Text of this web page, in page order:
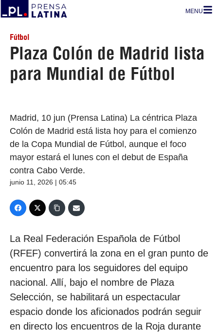
MENU
Fútbol
Plaza Colón de Madrid lista
para Mundial de Fútbol
Madrid, 10 jun (Prensa Latina) La céntrica Plaza
Colón de Madrid está lista hoy para el comienzo
de la Copa Mundial de Fútbol, aunque el foco
mayor estará el lunes con el debut de España
contra Cabo Verde.
junio 11, 2026 | 05:45
La Real Federación Española de Fútbol
(RFEF) convertirá la zona en el gran punto de
encuentro para los seguidores del equipo
nacional. Allí, bajo el nombre de Plaza
Selección, se habilitará un espectacular
espacio donde los aficionados podrán seguir
en directo los encuentros de la Roja durante